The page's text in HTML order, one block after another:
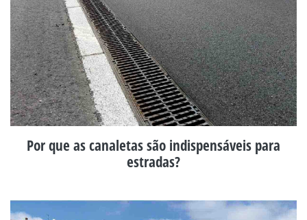
Por que as canaletas são indispensáveis para
estradas?